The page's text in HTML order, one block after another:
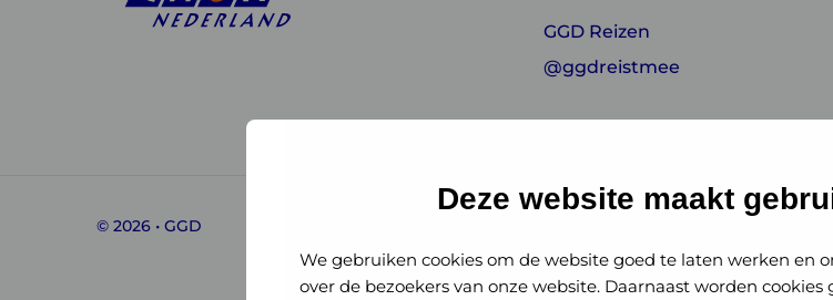
Deze website maakt
We gebruiken cookies om de website goed te laten werken en
over de bezoekers van onze website. Daarnaast worden
GHORGHOR
Nederland
GGD Reizen
@ggdreistmee
© 2026 • GGD